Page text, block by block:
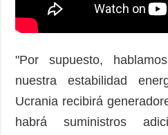
"Por supuesto,
nuestra estabilidad
Ucrania recibirá
habrá suministros